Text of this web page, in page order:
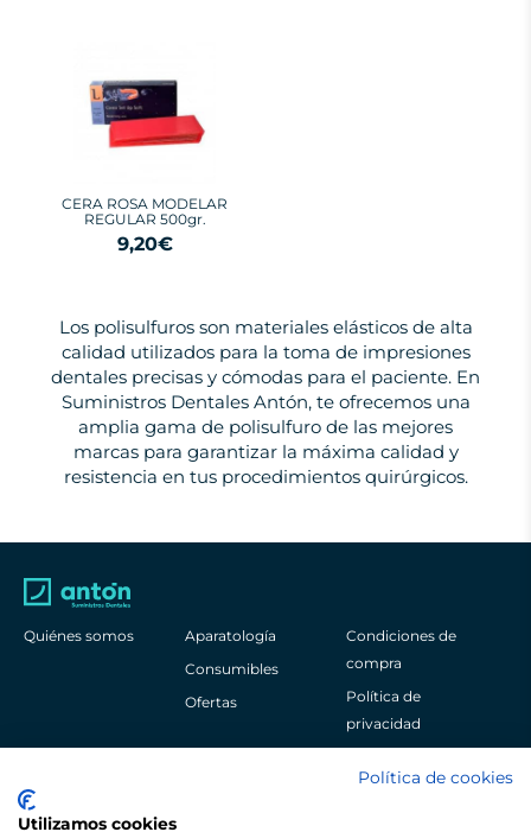
CERA ROSA MODELAR
REGULAR 500gr.
9,20€
Los polisulfuros son materiales elásticos de alta
calidad utilizados para la toma de impresiones
dentales precisas y cómodas para el paciente. En
Suministros Dentales Antón, te ofrecemos una
amplia gama de polisulfuro de las mejores
marcas para garantizar la máxima calidad y
resistencia en tus procedimientos quirúrgicos.
Quiénes somos
Aparatología
Consumibles
Ofertas
Condiciones de
compra
Política de
privacidad
Política de cookies
Utilizamos cookies